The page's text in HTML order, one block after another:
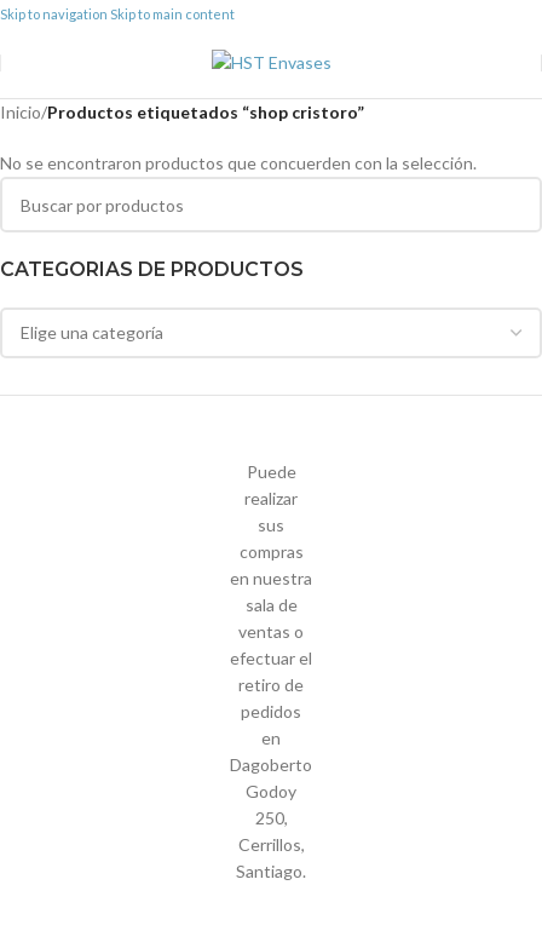
Skip to navigation Skip to main content
CATEGORIAS DE PRODUCTOS
Puede
realizar
sus
compras
en nuestra
sala de
ventas o
efectuar el
retiro de
pedidos
en
Dagoberto
Godoy
250,
Cerrillos,
Santiago.
Inicio/Productos etiquetados “shop cristoro”
No se encontraron productos que concuerden con la selección.